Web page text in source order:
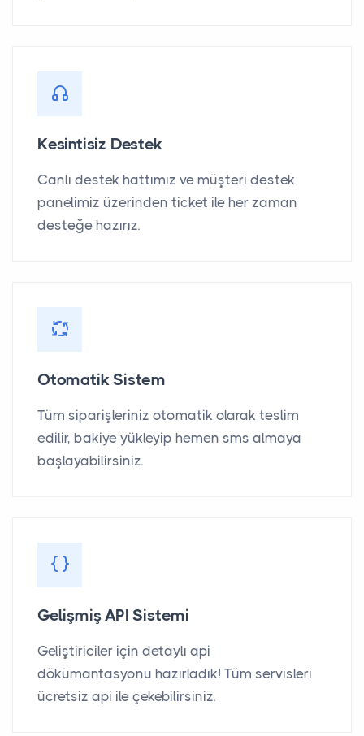
Kesintisiz Destek
Canlı destek hattımız ve müşteri destek
panelimiz üzerinden ticket ile her zaman
desteğe hazırız.
Otomatik Sistem
Tüm siparişleriniz otomatik olarak teslim
edilir, bakiye yükleyip hemen sms almaya
başlayabilirsiniz.
Gelişmiş API Sistemi
Geliştiriciler için detaylı api
dökümantasyonu hazırladık! Tüm servisleri
ücretsiz api ile çekebilirsiniz.